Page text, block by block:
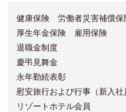
健康保険 労働者災害補償保
厚生年金保険 雇用保険
退職金制度
慶弔見舞金
永年勤続表彰
慰安旅行および行事（新入社
リゾートホテル会員